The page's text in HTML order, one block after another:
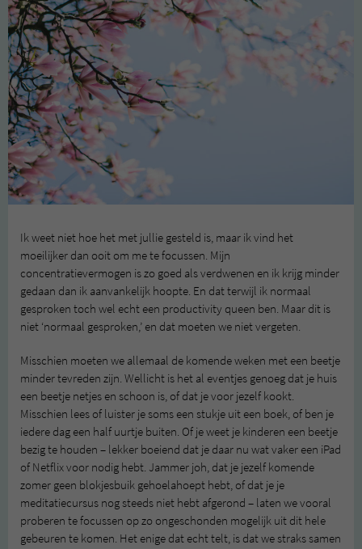
Ik weet niet hoe het met jullie gesteld is, maar ik vind het
moeilijker dan ooit om me te focussen. Mijn
concentratievermogen is zo goed als verdwenen en ik krijg minder
gedaan dan ik aanvankelijk hoopte. En dat terwijl ik normaal
gesproken toch wel echt een productivity queen ben. Maar dit is
niet ‘normaal gesproken,’ en dat moeten we niet vergeten.
Misschien moeten we allemaal de komende weken met een beetje
minder tevreden zijn. Wellicht is het al eventjes genoeg dat je huis
een beetje netjes en schoon is, of dat je voor jezelf kookt.
Misschien lees of luister je soms een stukje uit een boek, of ben je
iedere dag een half uurtje buiten. Of je weet je kinderen een beetje
bezig te houden – lekker boeiend dat je daar nu wat vaker een iPad
of Netflix voor nodig hebt. Jammer joh, dat je jezelf komende
zomer geen blokjesbuik gehoelahoept hebt, of dat je je
meditatiecursus nog steeds niet hebt afgerond – laten we vooral
proberen te focussen op zo ongeschonden mogelijk uit dit hele
gebeuren te komen. Het enige dat echt telt, is dat we straks samen